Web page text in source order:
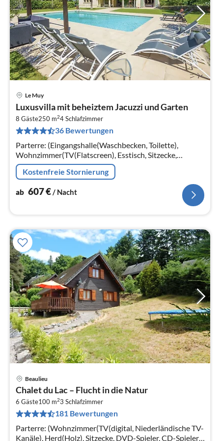
Le Muy
Luxusvilla mit beheiztem Jacuzzi und Garten
8 Gäste250 m24Schlafzimmer
36 Bewertungen
Parterre: (Eingangshalle(Waschbecken, Toilette),
Wohnzimmer(TV(Flatscreen), Esstisch, Sitzecke,
Sitzecke, Sitzecke, Stereoanlage), Esszimmer(Esstisch)
Kostenfreie Stornierung
ab 607€/ Nacht
Beaulieu
Chalet du Lac – Flucht in die Natur
6 Gäste100 m23 Schlafzimmer
181 Bewertungen
Parterre: (Wohnzimmer(TV(digital, Niederländische TV-
Kanäle), Herd(Holz), Sitzecke, DVD-Spieler, CD-Spieler,